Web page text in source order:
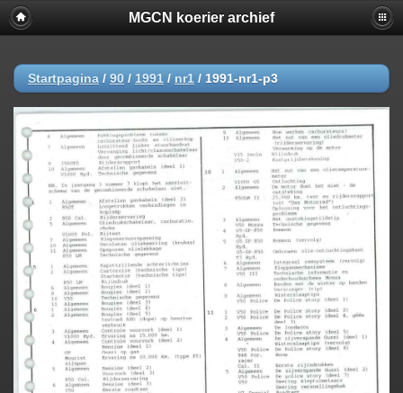
MGCN koerier archief
Startpagina / 90 / 1991 / nr1 / 1991-nr1-p3